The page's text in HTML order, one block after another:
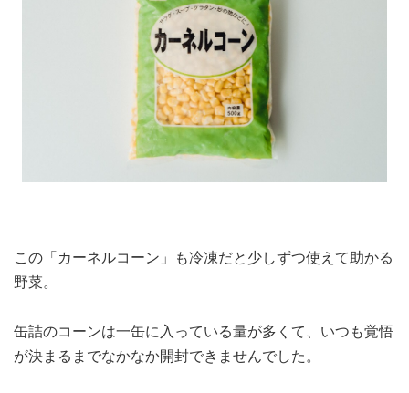
この「カーネルコーン」も冷凍だと少しずつ使えて助かる
野菜。
缶詰のコーンは一缶に入っている量が多くて、いつも覚悟
が決まるまでなかなか開封できませんでした。